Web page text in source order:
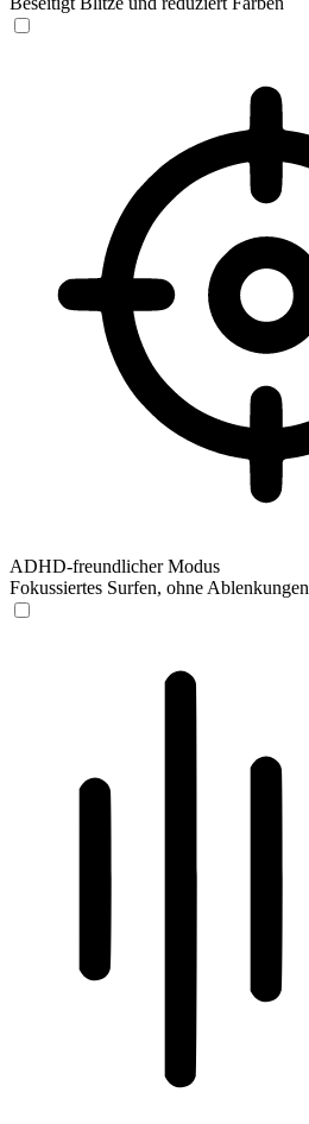
ADHD-freundlicher Modus
Fokussiertes Surfen, ohne Ablenkungen